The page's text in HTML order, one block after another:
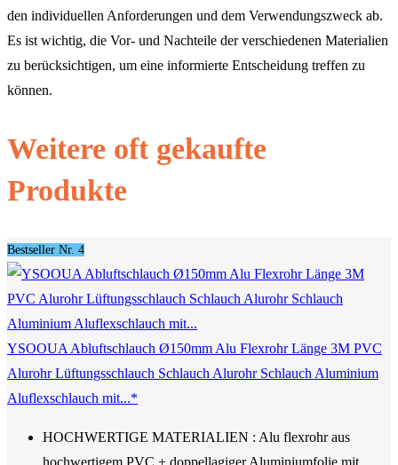
den individuellen Anforderungen und dem Verwendungszweck ab.
Es ist wichtig, die Vor- und Nachteile der verschiedenen Materialien
zu berücksichtigen, um eine informierte Entscheidung treffen zu
können.
Weitere oft gekaufte
Produkte
Bestseller Nr. 4
YSOOUA Abluftschlauch Ø150mm Alu Flexrohr Länge 3M PVC
Alurohr Lüftungsschlauch Schlauch Alurohr Schlauch Aluminium
Aluflexschlauch mit...*
HOCHWERTIGE MATERIALIEN : Alu flexrohr aus
hochwertigem PVC + doppellagiger Aluminiumfolie mit